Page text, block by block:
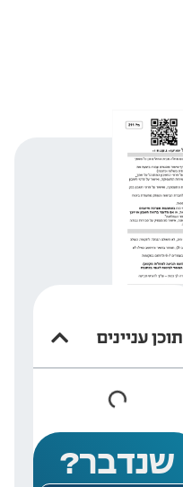
תוכן עניינים
שנדבר?